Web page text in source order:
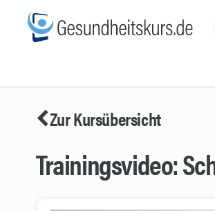
Zur Kursübersicht
Trainingsvideo: